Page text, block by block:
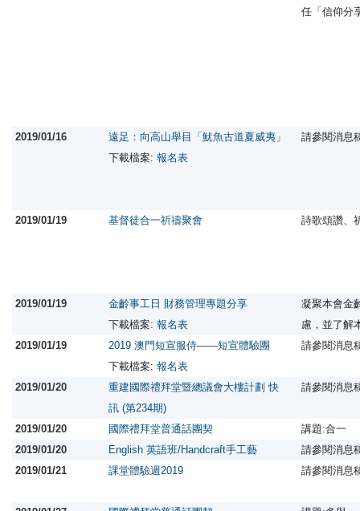
任「信仰分
2019/01/16
遠足：向高山舉目「魷魚古道夏威夷」
下載檔案: 報名表
請參閱消息
2019/01/19 基督徒合一祈禱聚會 詩歌頌讚、
2019/01/19
金齡事工日 財務管理專題分享
下載檔案: 報名表
凝聚本會金
慮，並了解
2019/01/19
2019 澳門短宣服侍——短宣體驗團
下載檔案: 報名表
請參閱消息
2019/01/20
重建國際禮拜堂暨總議會大樓計劃 快
訊 (第234期)
請參閱消息
2019/01/20 國際禮拜堂普通話團契
講題:合一
2019/01/20
English 英語班/Handcraft手工藝
請參閱消息
2019/01/21
課堂體驗週2019 請參閱消息